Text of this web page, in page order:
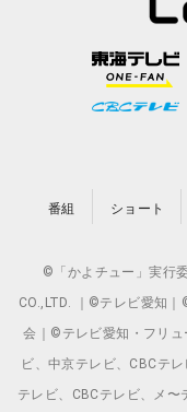
番組 ショート
©「かよチュー」実行
CO.,LTD. ｜©テレビ愛知
会｜©テレビ愛知・フリ
ビ、中京テレビ、CBCテ
テレビ、CBCテレビ、メ